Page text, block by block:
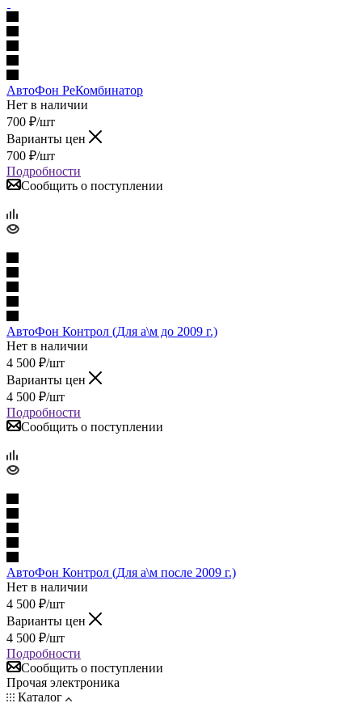
АвтоФон РеКомбинатор
Нет в наличии
700 ₽/шт
Варианты цен
700 ₽/шт
Подробности
Сообщить о поступлении
АвтоФон Контрол (Для а\м до 2009 г.)
Нет в наличии
4 500 ₽/шт
Варианты цен
4 500 ₽/шт
Подробности
Сообщить о поступлении
АвтоФон Контрол (Для а\м после 2009 г.)
Нет в наличии
4 500 ₽/шт
Варианты цен
4 500 ₽/шт
Подробности
Сообщить о поступлении
Прочая электроника
Каталог